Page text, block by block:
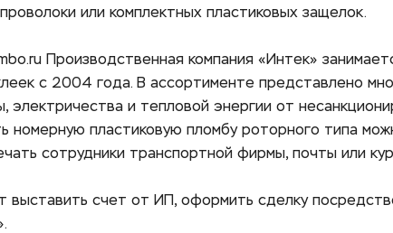
или комплектных пластиковых защелок.
Производственная компания «Интек»
с 2004 года. В ассортименте представлено
электричества и тепловой энергии от
номерную пластиковую пломбу роторного типа
сотрудники транспортной фирмы, почты или
выставить счет от ИП, оформить сделку